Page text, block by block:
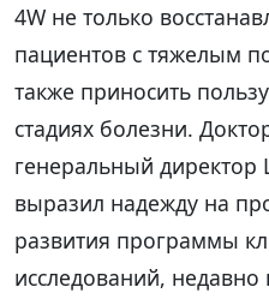
4W не только
пациентов с тяжелым
также приносить
стадиях болезни.
генеральный директор
выразил надежду на
развития программы
исследований, недавно